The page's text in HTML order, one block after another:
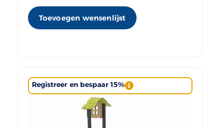
Toevoegen wensenlijst
Registreer en bespaar 15%